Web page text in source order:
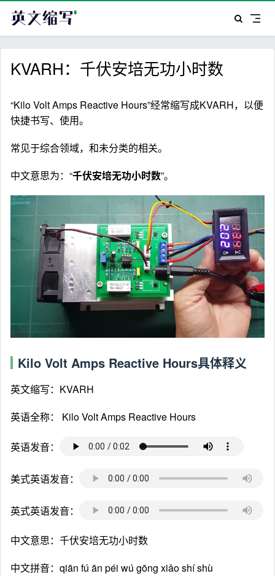
KVARH：千伏安培无功小时数
“Kilo Volt Amps Reactive Hours”经常缩写成KVARH，以便
快捷书写、使用。
常见于综合领域，和未分类的相关。
中文意思为：“千伏安培无功小时数”。
Kilo Volt Amps Reactive Hours具体释义
英文缩写：KVARH
英语全称： Kilo Volt Amps Reactive Hours
英语发音：
美式英语发音：
英式英语发音：
中文意思：千伏安培无功小时数
中文拼音：qiān fú ān péi wú gōng xiǎo shí shù